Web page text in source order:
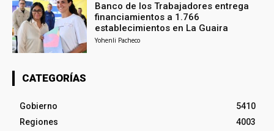
Banco de los Trabajadores entrega
financiamientos a 1.766
establecimientos en La Guaira
Yohenli Pacheco
CATEGORÍAS
Gobierno
5410
Regiones
4003